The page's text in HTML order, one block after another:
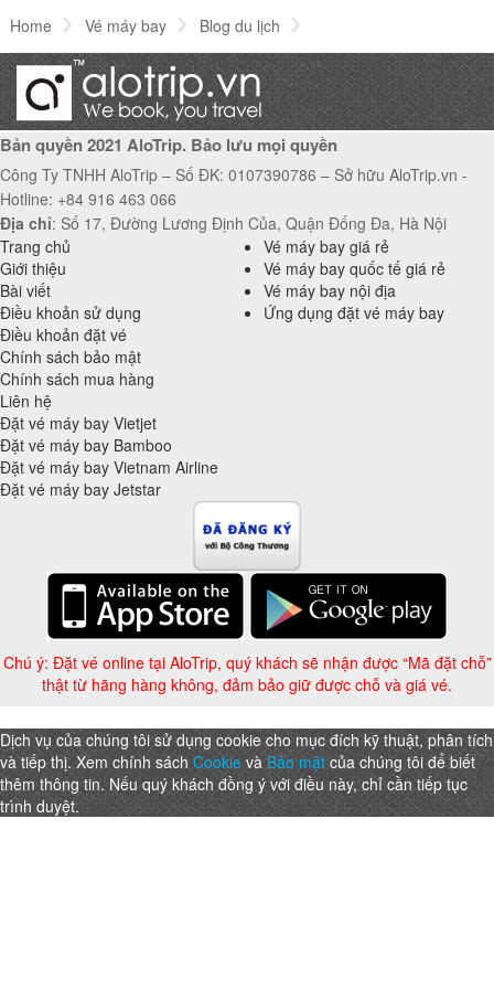
Home Vé máy bay Blog du lịch
Website đặt vé máy bay quốc tế giá rẻ đi Nhật Bản
Bản quyền 2021 AloTrip. Bảo lưu mọi quyền
Công Ty TNHH AloTrip – Số ĐK: 0107390786 – Sở hữu AloTrip.vn -
Hotline: +84 916 463 066
Địa chỉ: Số 17, Đường Lương Định Của, Quận Đống Đa, Hà Nội
Trang chủ
Giới thiệu
Bài viết
Điều khoản sử dụng
Điều khoản đặt vé
Chính sách bảo mật
Chính sách mua hàng
Liên hệ
Vé máy bay giá rẻ
Vé máy bay quốc tế giá rẻ
Vé máy bay nội địa
Ứng dụng đặt vé máy bay
Đặt vé máy bay Vietjet
Đặt vé máy bay Bamboo
Đặt vé máy bay Vietnam Airline
Đặt vé máy bay Jetstar
Chú ý: Đặt vé online tại AloTrip, quý khách sẽ nhận được “Mã đặt chỗ”
thật từ hãng hàng không, đảm bảo giữ được chỗ và giá vé.
Dịch vụ của chúng tôi sử dụng cookie cho mục đích kỹ thuật, phân tích
và tiếp thị. Xem chính sáchCookie và Bảo mật của chúng tôi để biết
thêm thông tin. Nếu quý khách đồng ý với điều này, chỉ cần tiếp tục
trình duyệt.